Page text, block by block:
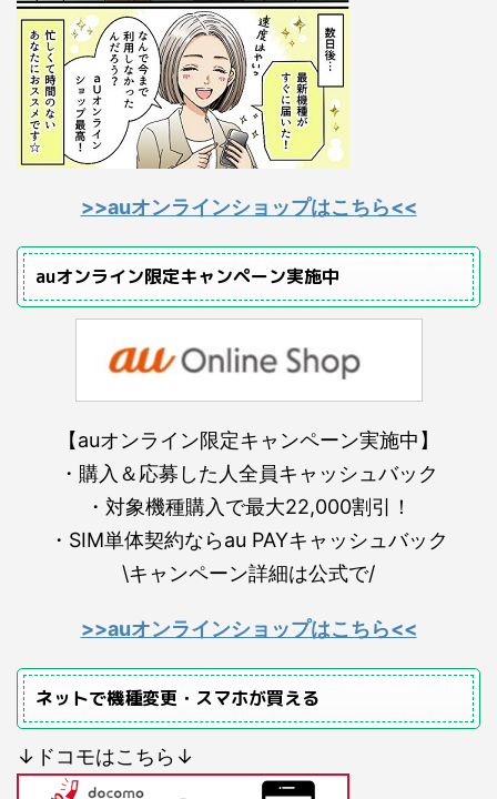
>>auオンラインショップはこちら<<
auオンライン限定キャンペーン実施中
【auオンライン限定キャンペーン実施中】
・購入＆応募した人全員キャッシュバック
・対象機種購入で最大22,000割引！
・SIM単体契約ならau PAYキャッシュバック
\キャンペーン詳細は公式で/
>>auオンラインショップはこちら<<
ネットで機種変更・スマホが買える
↓ドコモはこちら↓